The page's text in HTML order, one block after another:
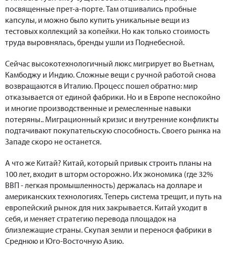
посвященные прет-а-порте. Там отшивались пробные
капсулы, и можно было купить уникальные вещи из
тестовых коллекций за копейки. Но как только стоимость
труда выровнялась, бренды ушли из Поднебесной.
Сейчас высокотехнологичный люкс мигрирует во Вьетнам,
Камбоджу и Индию. Сложные вещи с ручной работой снова
возвращаются в Италию. Процесс пошел обратно: мир
отказывается от единой фабрики. Но и в Европе неспокойно
и многие производственные и ремесленные навыки
потеряны.. Миграционный кризис и внутренние конфликты
подтачивают покупательскую способность. Своего рынка на
Западе скоро не останется.
А что же Китай? Китай, который привык строить планы на
100 лет, входит в шторм осторожно. Их экономика (где 32%
ВВП - легкая промышленность) держалась на долларе и
американских технологиях. Теперь система трещит, и путь на
европейский рынок для них закрывается. Китай уходит в
себя, и меняет стратегию перевода площадок на
близлежащие страны. Скупая земли и перенося фабрики в
Среднюю и Юго-Восточную Азию.